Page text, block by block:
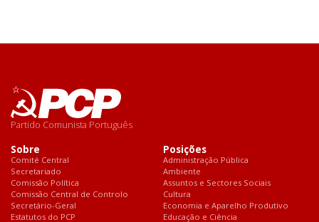
Partido Comunista Português
Sobre
Comité Central
Secretariado
Comissão Política
Comissão Central de Controlo
Secretário-Geral
Estatutos do PCP
Posições
Administração Pública
Ambiente
Assuntos e Sectores Sociais
Cultura
Economia e Aparelho Produtivo
Educação e Ciência